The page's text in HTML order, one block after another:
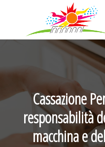
Cassazione
responsabilità
macchina e